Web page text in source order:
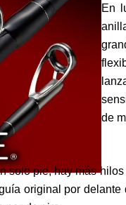
En
de
solo pie, hay más
original por